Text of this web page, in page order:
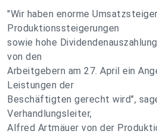
"Wir haben enorme
Produktionssteigerungen
sowie hohe
von den
Arbeitgebern am 27. April ein
Leistungen der
Beschäftigten gerecht wird",
Verhandlungsleiter,
Alfred Artmäuer von der